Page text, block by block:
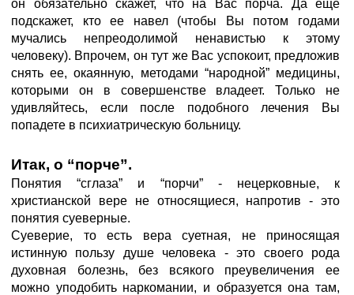
он обязательно скажет, что на Вас порча. Да еще
подскажет, кто ее навел (чтобы Вы потом годами
мучались непреодолимой ненавистью к этому
человеку). Впрочем, он тут же Вас успокоит, предложив
снять ее, окаянную, методами “народной” медицины,
которыми он в совершенстве владеет. Только не
удивляйтесь, если после подобного лечения Вы
попадете в психиатрическую больницу.
Итак, о “порче”.
Понятия “сглаза” и “порчи” - нецерковные, к
христианской вере не относящиеся, напротив - это
понятия суеверные.
Суеверие, то есть вера суетная, не приносящая
истинную пользу душе человека - это своего рода
духовная болезнь, без всякого преувеличения ее
можно уподобить наркомании, и образуется она там,